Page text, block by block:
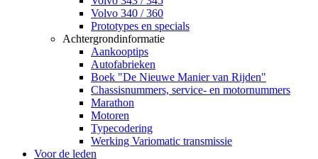
Volvo 340 / 360
Prototypes en specials
Achtergrondinformatie
Aankooptips
Autofabrieken
Boek "De Nieuwe Manier van Rijden"
Chassisnummers, service- en motornummers
Marathon
Motoren
Typecodering
Werking Variomatic transmissie
Voor de leden